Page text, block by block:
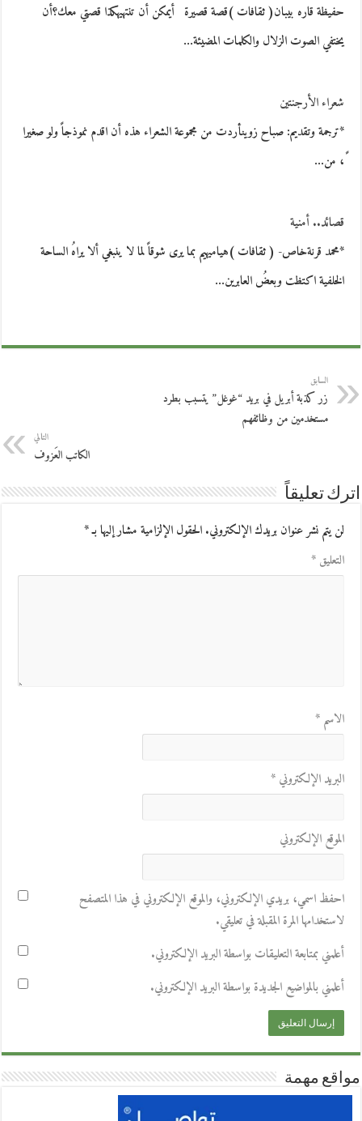
حفيظة قاره بيبان( ثقافات )قصة قصيرة أيمكن أن تنتهيهكذا قصتي معك؟أن
يختفي الصوت الزلال والكلمات المضيئة…
شعراء الأرجنتين
*ترجمة وتقديم: صباح زوينأردت من مجموعة الشعراء هذه أن اقدم نموذجاً ولو صغيرا
ً، من…
قصائد.. أمنية
*محمد قرنةخاص- ( ثقافات )هياميهيم بما يرى شوقاً لما لا ينبغي ألا يراهُ الساحة
الخلفية اكتظت وبعضُ العابرين…
السابق
زر كذبة أبريل في بريد “غوغل” يتسبب بطرد
مستخدمين من وظائفهم
التالي
الكاتب العَزوف
اترك تعليقاً
لن يتم نشر عنوان بريدك الإلكتروني.الحقول الإلزامية مشار إليها بـ*
التعليق*
الاسم*
البريد الإلكتروني*
الموقع الإلكتروني
احفظ اسمي، بريدي الإلكتروني، والموقع الإلكتروني في هذا المتصفح
لاستخدامها المرة المقبلة في تعليقي.
أعلمني بمتابعة التعليقات بواسطة البريد الإلكتروني.
أعلمني بالمواضيع الجديدة بواسطة البريد الإلكتروني.
مواقع مهمة